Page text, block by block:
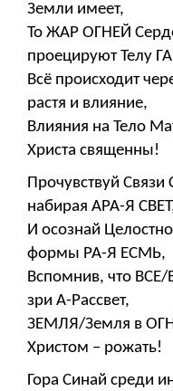
Земли имеет,
То ЖАР ОГНЕЙ
проецируют Телу
Всё происходит
растя и влияние,
Влияния на Тело
Христа священны!
Прочувствуй
набирая АРА-Я
И осознай
формы РА-Я ЕСМЬ,
Вспомнив, что
зри А-Рассвет,
ЗЕМЛЯ/Земля в
Христом – рожать!
Гора Синай среди